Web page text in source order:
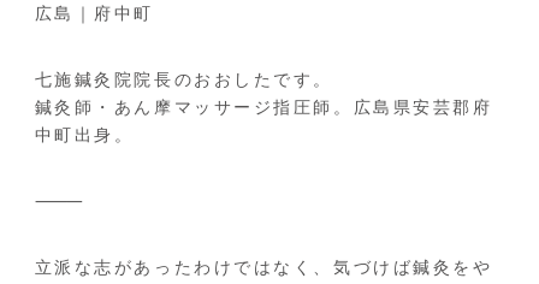
広島｜府中町
七施鍼灸院院長のおおしたです。
鍼灸師・あん摩マッサージ指圧師。広島県安芸郡府
中町出身。
⸻
立派な志があったわけではなく、気づけば鍼灸をや